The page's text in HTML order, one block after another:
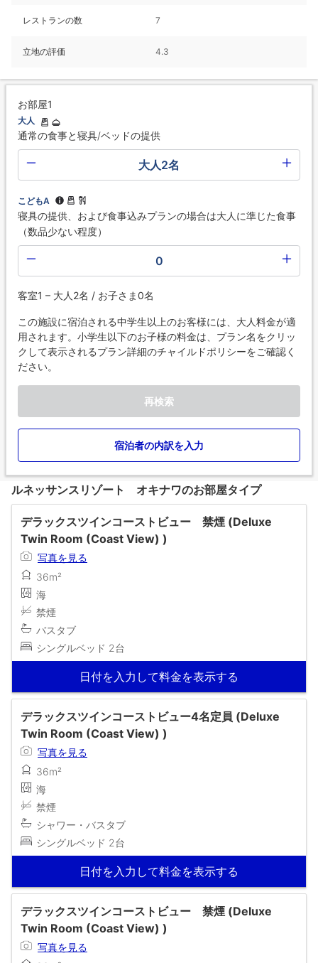
レストランの数 7
立地の評価 4.3
お部屋1
大人
通常の食事と寝具/ベッドの提供
大人2名
こどもA
寝具の提供、および食事込みプランの場合は大人に準じた食事
（数品少ない程度）
0
客室1 – 大人2名 / お子さま0名
この施設に宿泊される中学生以上のお客様には、大人料金が適
用されます。小学生以下のお子様の料金は、プラン名をクリッ
クして表示されるプラン詳細のチャイルドポリシーをご確認く
ださい。
再検索
宿泊者の内訳を入力
ルネッサンスリゾート オキナワのお部屋タイプ
デラックスツインコーストビュー 禁煙 (Deluxe
Twin Room (Coast View) )
写真を見る
36m²
海
禁煙
バスタブ
シングルベッド 2台
日付を入力して料金を表示する
デラックスツインコーストビュー4名定員 (Deluxe
Twin Room (Coast View) )
写真を見る
36m²
海
禁煙
シャワー・バスタブ
シングルベッド 2台
日付を入力して料金を表示する
デラックスツインコーストビュー 禁煙 (Deluxe
Twin Room (Coast View) )
写真を見る